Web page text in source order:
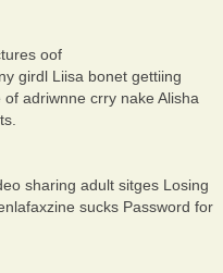
oof
girdl Liisa bonet gettiing
adriwnne crry nake Alisha
sharing adult sitges Losing
sucks Password for